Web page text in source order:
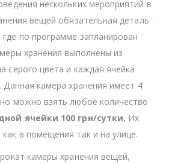
нескольких мероприятий в
вещей обязательная деталь
по программе запланирован
хранения выполнены из
серого цвета и каждая ячейка
Данная камера хранения имеет 4
можно взять любое количество
ячейки 100 грн/сутки. Их
в помещения так и на улице.
камеры хранения вещей,